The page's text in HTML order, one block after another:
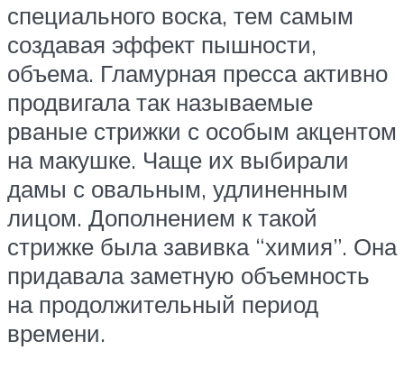
специального воска, тем самым
создавая эффект пышности,
объема. Гламурная пресса активно
продвигала так называемые
рваные стрижки с особым акцентом
на макушке. Чаще их выбирали
дамы с овальным, удлиненным
лицом. Дополнением к такой
стрижке была завивка “химия”. Она
придавала заметную объемность
на продолжительный период
времени.